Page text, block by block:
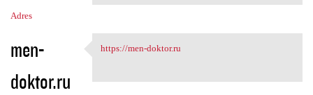
Adres
men-
doktor.ru
https://men-doktor.ru
https://men-doktor.ru